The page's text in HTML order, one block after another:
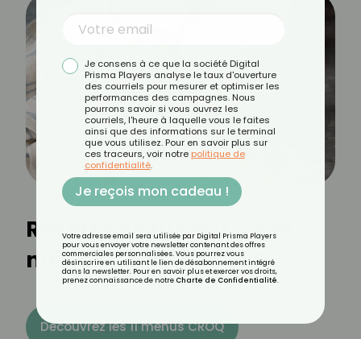
Recette de tiramisu à la
noix de coco
Découvrez les 11 menus CROQ
Je consens à ce que la société Digital
Prisma Players analyse le taux d'ouverture
des courriels pour mesurer et optimiser les
performances des campagnes. Nous
pourrons savoir si vous ouvrez les
courriels, l'heure à laquelle vous le faites
ainsi que des informations sur le terminal
que vous utilisez. Pour en savoir plus sur
ces traceurs, voir notre politique de
confidentialité.
Je reçois mon cadeau !
Votre adresse email sera utilisée par Digital Prisma Players
pour vous envoyer votre newsletter contenant des offres
commerciales personnalisées. Vous pourrez vous
désinscrire en utilisant le lien de désabonnement intégré
dans la newsletter. Pour en savoir plus et exercer vos droits,
prenez connaissance de notre Charte de Confidentialité.